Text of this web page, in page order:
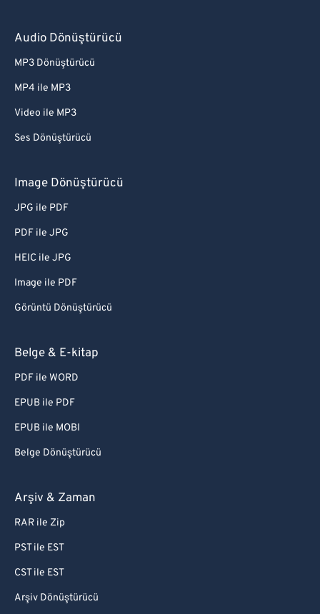
Audio Dönüştürücü
MP3 Dönüştürücü
MP4 ile MP3
Video ile MP3
Ses Dönüştürücü
Image Dönüştürücü
JPG ile PDF
PDF ile JPG
HEIC ile JPG
Image ile PDF
Görüntü Dönüştürücü
Belge & E-kitap
PDF ile WORD
EPUB ile PDF
EPUB ile MOBI
Belge Dönüştürücü
Arşiv & Zaman
RAR ile Zip
PST ile EST
CST ile EST
Arşiv Dönüştürücü